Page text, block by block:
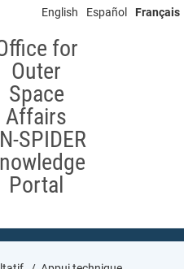
English Español Français
for
Outer
Space
Affairs
SPIDER
Portal